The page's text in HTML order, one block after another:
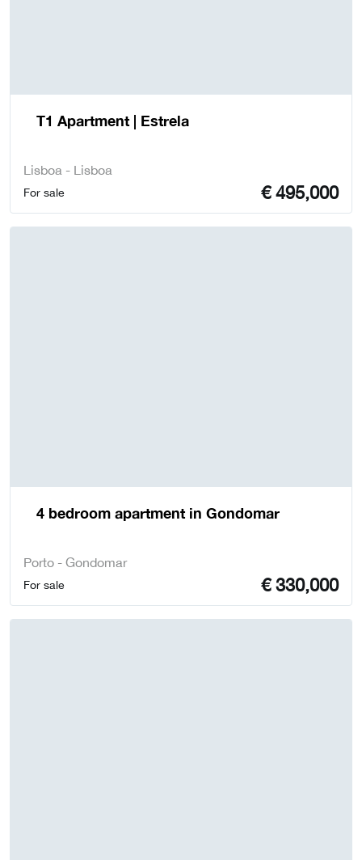
T1 Apartment | Estrela
Lisboa - Lisboa
For sale €495,000
4 bedroom apartment in Gondomar
Porto - Gondomar
For sale €330,000